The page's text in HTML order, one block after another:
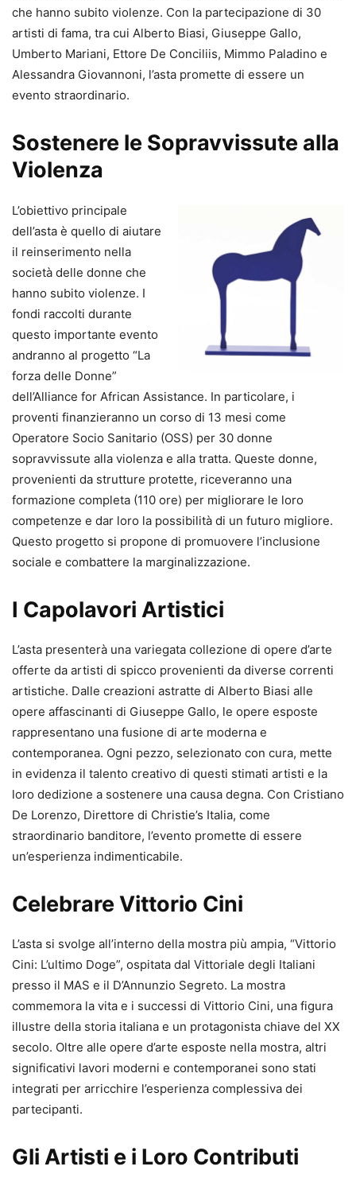
che hanno subito violenze. Con la partecipazione di 30
artisti di fama, tra cui Alberto Biasi, Giuseppe Gallo,
Umberto Mariani, Ettore De Conciliis, Mimmo Paladino e
Alessandra Giovannoni, l’asta promette di essere un
evento straordinario.
Sostenere le Sopravvissute alla
Violenza
L’obiettivo principale
dell’asta è quello di aiutare
il reinserimento nella
società delle donne che
hanno subito violenze. I
fondi raccolti durante
questo importante evento
andranno al progetto “La
forza delle Donne”
dell’Alliance for African Assistance. In particolare, i
proventi finanzieranno un corso di 13 mesi come
Operatore Socio Sanitario (OSS) per 30 donne
sopravvissute alla violenza e alla tratta. Queste donne,
provenienti da strutture protette, riceveranno una
formazione completa (110 ore) per migliorare le loro
competenze e dar loro la possibilità di un futuro migliore.
Questo progetto si propone di promuovere l’inclusione
sociale e combattere la marginalizzazione.
I Capolavori Artistici
L’asta presenterà una variegata collezione di opere d’arte
offerte da artisti di spicco provenienti da diverse correnti
artistiche. Dalle creazioni astratte di Alberto Biasi alle
opere affascinanti di Giuseppe Gallo, le opere esposte
rappresentano una fusione di arte moderna e
contemporanea. Ogni pezzo, selezionato con cura, mette
in evidenza il talento creativo di questi stimati artisti e la
loro dedizione a sostenere una causa degna. Con Cristiano
De Lorenzo, Direttore di Christie’s Italia, come
straordinario banditore, l’evento promette di essere
un’esperienza indimenticabile.
Celebrare Vittorio Cini
L’asta si svolge all’interno della mostra più ampia, “Vittorio
Cini: L’ultimo Doge”, ospitata dal Vittoriale degli Italiani
presso il MAS e il D’Annunzio Segreto. La mostra
commemora la vita e i successi di Vittorio Cini, una figura
illustre della storia italiana e un protagonista chiave del XX
secolo. Oltre alle opere d’arte esposte nella mostra, altri
significativi lavori moderni e contemporanei sono stati
integrati per arricchire l’esperienza complessiva dei
partecipanti.
Gli Artisti e i Loro Contributi